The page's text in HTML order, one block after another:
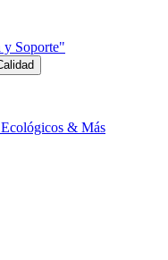
y Soporte"
& Más